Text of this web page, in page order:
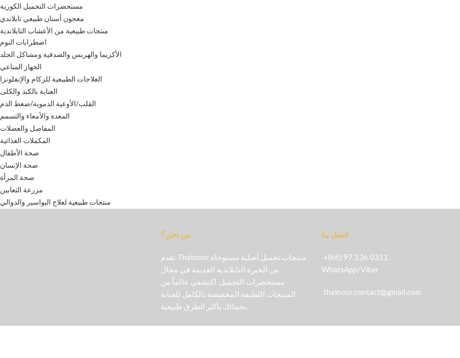
مستحضرات التجميل الكورية
معجون أسنان طبيعي تايلاندي
منتجات طبيعية من الأعشاب التايلاندية
اضطرابات النوم
الأكزيما والهربس والصدفية ومشاكل الجلد
الجهاز المناعي
العلاجات الطبيعية للزكام والإنفلونزا
العناية بالكبد والكلى
القلب/الأوعية الدموية/ضغط الدم
المعدة والأمعاء والتسمم
المفاصل والعضلات
المكملات الغذائية
صحة الأطفال
صحة الإنسان
صحة المرأة
مزرعة الثعابين
منتجات طبيعية لعلاج البواسير والدوالي
من نحن؟
تقدم Thainoor منتجات تجميل أصلية مستوحاة
من الخبرة التايلاندية القديمة في مجال
مستحضرات التجميل. اكتشفي عالماً من
المنتجات اللطيفة المخصصة بالكامل للعناية
بجمالك بأكثر الطرق طبيعية.
اتصل بنا
+(66) 97 136 0311
WhatsApp/Viber
thainoor.contact@gmail.com